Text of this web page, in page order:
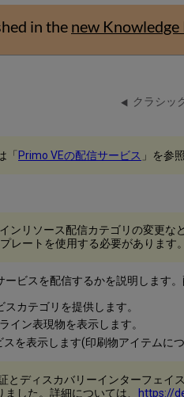
in the new Knowledge
クラシッ
「 Primo VEの配信サービス 」を参
ンリソース配信カテゴリの変更
レートを使用する必要があります
ビスを配信するかを説明します
カテゴリを提供します。
ン表現物を表示します。
を表示します(印刷物アイテムに
ディスカバリーインターフェ
した。詳細については、
https://